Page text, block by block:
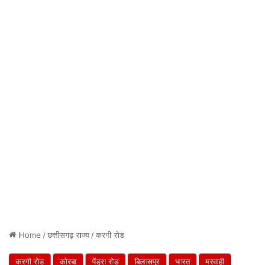
Home /छत्तीसगढ़ राज्य/करगी रोड
करगी रोड कोरबा पेंड्रा रोड बिलासपुर भारत
मरवाही